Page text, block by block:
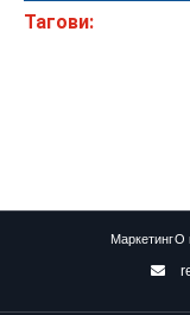
Тагови:
МаркетингО